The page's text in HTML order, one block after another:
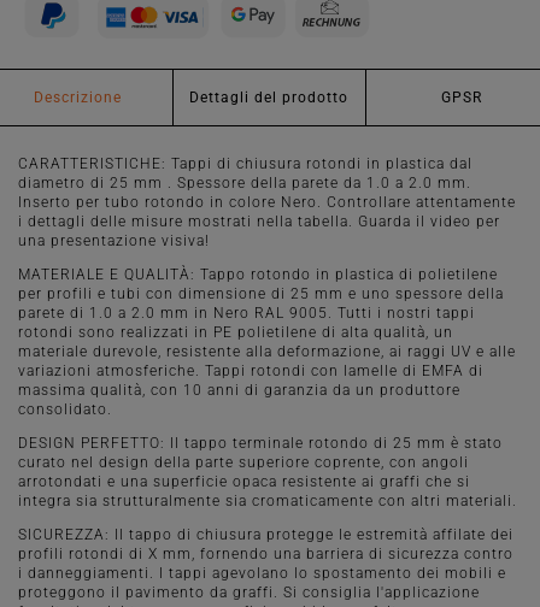
Descrizione Dettagli del prodotto GPSR
CARATTERISTICHE: Tappi di chiusura rotondi in plastica dal
diametro di 25 mm . Spessore della parete da 1.0 a 2.0 mm.
Inserto per tubo rotondo in colore Nero. Controllare attentamente
i dettagli delle misure mostrati nella tabella. Guarda il video per
una presentazione visiva!
MATERIALE E QUALITÀ: Tappo rotondo in plastica di polietilene
per profili e tubi con dimensione di 25 mm e uno spessore della
parete di 1.0 a 2.0 mm in Nero RAL 9005. Tutti i nostri tappi
rotondi sono realizzati in PE polietilene di alta qualità, un
materiale durevole, resistente alla deformazione, ai raggi UV e alle
variazioni atmosferiche. Tappi rotondi con lamelle di EMFA di
massima qualità, con 10 anni di garanzia da un produttore
consolidato.
DESIGN PERFETTO: Il tappo terminale rotondo di 25 mm è stato
curato nel design della parte superiore coprente, con angoli
arrotondati e una superficie opaca resistente ai graffi che si
integra sia strutturalmente sia cromaticamente con altri materiali.
SICUREZZA: Il tappo di chiusura protegge le estremità affilate dei
profili rotondi di X mm, fornendo una barriera di sicurezza contro
i danneggiamenti. I tappi agevolano lo spostamento dei mobili e
proteggono il pavimento da graffi. Si consiglia l'applicazione